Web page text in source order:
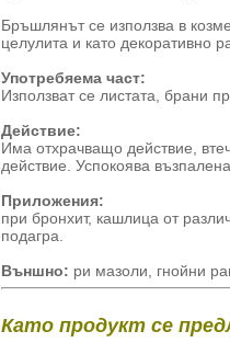
Бръшлянът се използва в
целулита и като декоративно
Употребяема част:
Използват се листата, брани
Действие:
Има отхрачващо действие,
действие. Успокоява
Приложения:
при бронхит, кашлица от
подагра.
Външно: ри мазоли, гнойни
Като продукт се